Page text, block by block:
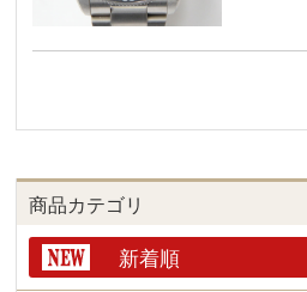
商品カテゴリ
新着順